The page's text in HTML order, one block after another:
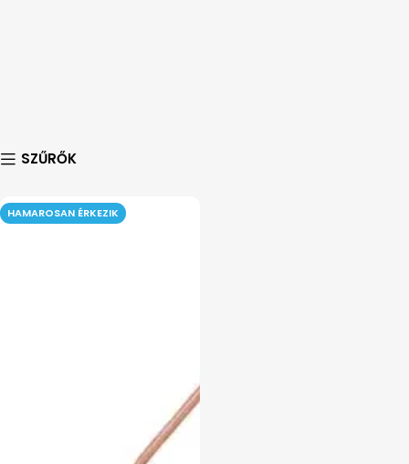
SZŰRŐK
HAMAROSAN ÉRKEZIK